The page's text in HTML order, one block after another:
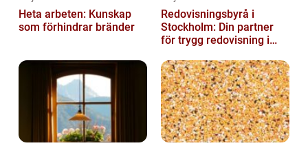
Heta arbeten: Kunskap
som förhindrar bränder
Redovisningsbyrå i
Stockholm: Din partner
för trygg redovisning i